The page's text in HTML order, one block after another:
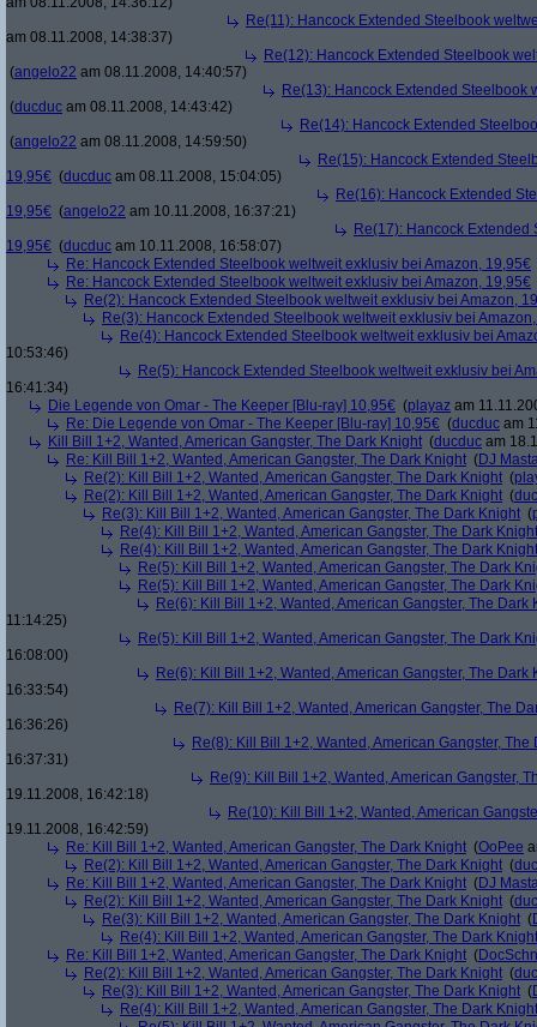
Re(11): Hancock Extended Steelbook
am 08.11.2008, 14:38:37)
Re(12): Hancock Extended Steelbook
(angelo22 am 08.11.2008, 14:40:57)
Re(13): Hancock Extended Steelbook
(ducduc am 08.11.2008, 14:43:42)
Re(14): Hancock Extended
(angelo22 am 08.11.2008, 14:59:50)
Re(15): Hancock Extended
19,95€ (ducduc am 08.11.2008, 15:04:05)
Re(16): Hancock Extended
19,95€ (angelo22 am 10.11.2008, 16:37:21)
Re(17): Hancock
19,95€ (ducduc am 10.11.2008, 16:58:07)
Re: Hancock Extended Steelbook weltweit exklusiv bei Amazon, 19,95€
Re: Hancock Extended Steelbook weltweit exklusiv bei Amazon, 19,95€
Re(2): Hancock Extended Steelbook weltweit exklusiv bei Amazon,
Re(3): Hancock Extended Steelbook weltweit exklusiv bei
Re(4): Hancock Extended Steelbook weltweit exklusiv bei
10:53:46)
Re(5): Hancock Extended Steelbook weltweit exklusiv bei
16:41:34)
Die Legende von Omar - The Keeper [Blu-ray] 10,95€ (playaz am
Re: Die Legende von Omar - The Keeper [Blu-ray] 10,95€ (ducduc am
Kill Bill 1+2, Wanted, American Gangster, The Dark Knight (ducduc am
Re: Kill Bill 1+2, Wanted, American Gangster, The Dark Knight (DJ
Re(2): Kill Bill 1+2, Wanted, American Gangster, The Dark Knight (
Re(2): Kill Bill 1+2, Wanted, American Gangster, The Dark Knight (
Re(3): Kill Bill 1+2, Wanted, American Gangster, The Dark Knight (
Re(4): Kill Bill 1+2, Wanted, American Gangster, The Dark Knight
Re(4): Kill Bill 1+2, Wanted, American Gangster, The Dark Knight
Re(5): Kill Bill 1+2, Wanted, American Gangster, The Dark
Re(5): Kill Bill 1+2, Wanted, American Gangster, The Dark
Re(6): Kill Bill 1+2, Wanted, American Gangster, The Dark
11:14:25)
Re(5): Kill Bill 1+2, Wanted, American Gangster, The Dark
16:08:00)
Re(6): Kill Bill 1+2, Wanted, American Gangster, The Dark
16:33:54)
Re(7): Kill Bill 1+2, Wanted, American Gangster, The
16:36:26)
Re(8): Kill Bill 1+2, Wanted, American Gangster, The
16:37:31)
Re(9): Kill Bill 1+2, Wanted, American Gangster,
19.11.2008, 16:42:18)
Re(10): Kill Bill 1+2, Wanted, American
19.11.2008, 16:42:59)
Re: Kill Bill 1+2, Wanted, American Gangster, The Dark Knight (OoPee
Re(2): Kill Bill 1+2, Wanted, American Gangster, The Dark Knight (
Re: Kill Bill 1+2, Wanted, American Gangster, The Dark Knight (DJ
Re(2): Kill Bill 1+2, Wanted, American Gangster, The Dark Knight (
Re(3): Kill Bill 1+2, Wanted, American Gangster, The Dark Knight (
Re(4): Kill Bill 1+2, Wanted, American Gangster, The Dark Knight
Re: Kill Bill 1+2, Wanted, American Gangster, The Dark Knight (
Re(2): Kill Bill 1+2, Wanted, American Gangster, The Dark Knight (
Re(3): Kill Bill 1+2, Wanted, American Gangster, The Dark Knight (
Re(4): Kill Bill 1+2, Wanted, American Gangster, The Dark Knight